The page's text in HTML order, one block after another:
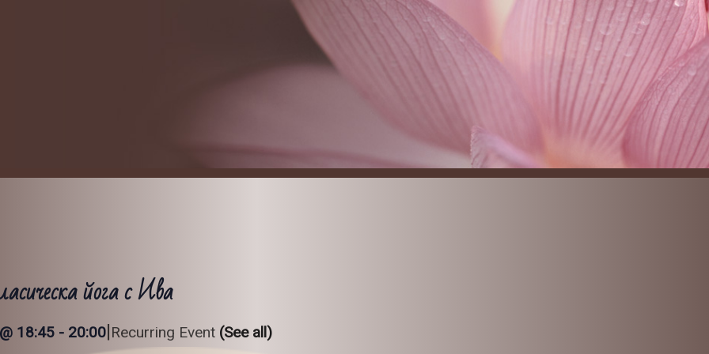
йога с Ива
18:45- 20:00|Recurring Event (See all)